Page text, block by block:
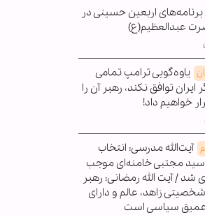
اربعین حسینی در
عبدالعظیم(ع)
یاوه‌گویی ترامپ تمامی
ایران توافق نکند، رهبر آن را
خواهیم داد!
آیت‌الله مدرسی: انتخاب
سید مجتبی خامنه‌ای موجب
/ آیت الله رمضانی: رهبر
شخصیتی زاهد، عالم و دارای
سیاسی است